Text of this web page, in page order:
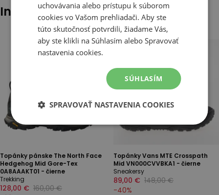
Iní klienti tiež pozerali
Topánky pánske The North Face
Hedgehog Mid Gore-Tex
0A8AAAKT01 - čierne
Trekking
128,00 € 160,00 €
Topánky Vans MTE Crosspath
Mid VN000CVVBKA1 - čierne
Sneakersy
89,00 € 148,00 €
-40%
uchovávania alebo prístupu k súborom
cookies vo Vašom prehliadači. Aby ste
túto skutočnosť potvrdili, žiadame Vás,
aby ste klikli na Súhlasím alebo Spravovať
nastavenia cookies.
SÚHLASÍM
SPRAVOVAŤ NASTAVENIA COOKIES